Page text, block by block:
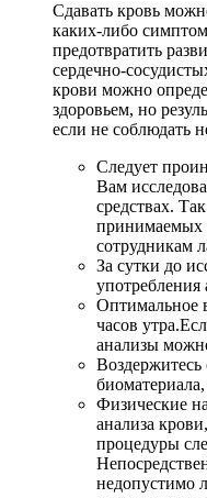
Сдавать кровь
каких-либо
предотвратить
сердечно-
крови можно
здоровьем, но
если не соблюдать
Следует
Вам
средствах.
принимаемых
сотрудникам
За сутки до
употребления
Оптимальное
часов
анализы
Воздержитесь
Физические
анализа
процедуры
недопустимо